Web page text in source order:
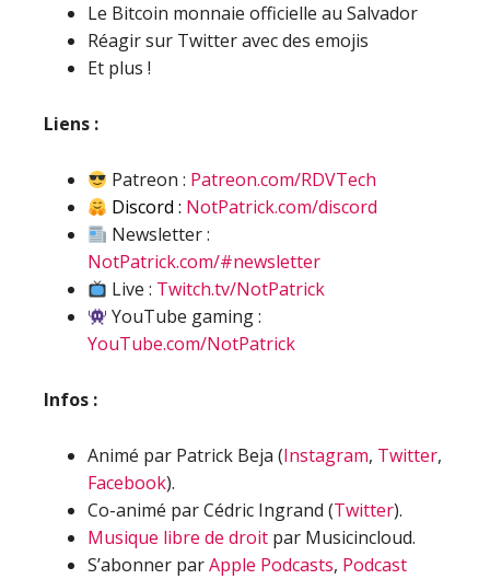
Le Bitcoin monnaie officielle au Salvador
Réagir sur Twitter avec des emojis
Et plus !
Liens :
Patreon : Patreon.com/RDVTech
Discord : NotPatrick.com/discord
Newsletter :
NotPatrick.com/#newsletter
Live : Twitch.tv/NotPatrick
YouTube gaming :
YouTube.com/NotPatrick
Infos :
Animé par Patrick Beja (Instagram, Twitter,
Facebook).
Co-animé par Cédric Ingrand (Twitter).
Musique libre de droit par Musicincloud.
S’abonner parApple Podcasts, Podcast